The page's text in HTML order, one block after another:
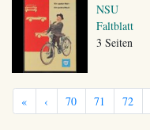
NSU
Faltblatt
3 Seiten
« ‹ 70 71 72